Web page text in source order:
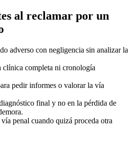
al reclamar por un
adverso con negligencia sin analizar la
clínica completa ni cronología
pedir informes o valorar la vía
final y no en la pérdida de
penal cuando quizá proceda otra